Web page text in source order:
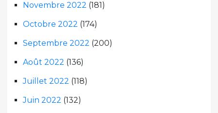
Novembre 2022 (181)
Octobre 2022 (174)
Septembre 2022 (200)
Août 2022 (136)
Juillet 2022 (118)
Juin 2022 (132)